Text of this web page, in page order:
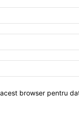
browser pentru